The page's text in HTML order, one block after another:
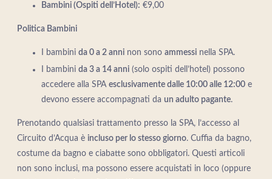
Bambini (Ospiti dell’Hotel): €9,00
Politica Bambini
I bambini da 0 a 2 anni non sono ammessi nella SPA.
I bambini da 3 a 14 anni (solo ospiti dell’hotel) possono
accedere alla SPA esclusivamente dalle 10:00 alle 12:00 e
devono essere accompagnati da un adulto pagante.
Prenotando qualsiasi trattamento presso la SPA, l’accesso al
Circuito d’Acqua è incluso per lo stesso giorno. Cuffia da bagno,
costume da bagno e ciabatte sono obbligatori. Questi articoli
non sono inclusi, ma possono essere acquistati in loco (oppure